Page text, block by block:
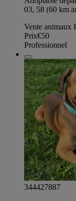
03, 58 (60 km
Vente animaux
Prix€50
Professionnel
344427887